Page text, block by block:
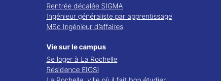
Rentrée décalée SIGMA
Ingénieur généraliste par apprentissage
MSc Ingénieur d’affaires
Vie sur le campus
Se loger à La Rochelle
Résidence EIGSI